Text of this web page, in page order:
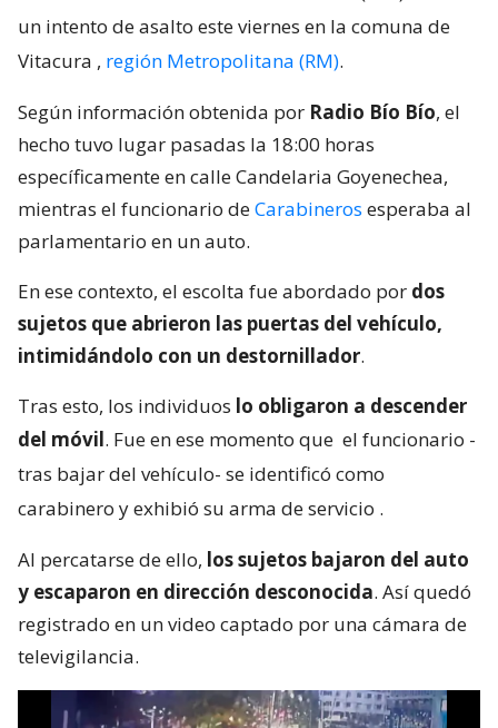
un intento de asalto este viernes en la comuna de
Vitacura , región Metropolitana (RM).
Según información obtenida por Radio Bío Bío, el
hecho tuvo lugar pasadas la 18:00 horas
específicamente en calle Candelaria Goyenechea,
mientras el funcionario deCarabineros esperaba al
parlamentario en un auto.
En ese contexto, el escolta fue abordado por dos
sujetos que abrieron las puertas del vehículo,
intimidándolo con un destornillador.
Tras esto, los individuos lo obligaron a descender
del móvil. Fue en ese momento que el funcionario -
tras bajar del vehículo- se identificó como
carabinero y exhibió su arma de servicio .
Al percatarse de ello, los sujetos bajaron del auto
y escaparon en dirección desconocida. Así quedó
registrado en un video captado por una cámara de
televigilancia.